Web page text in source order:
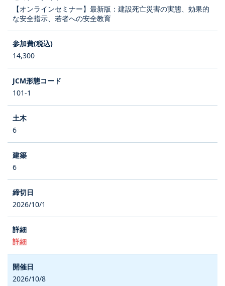
【オンラインセミナー】最新版：建設死亡災害の実態、効果的
な安全指示、若者への安全教育
14,300
101-1
6
6
2026/10/1
詳細
2026/10/8